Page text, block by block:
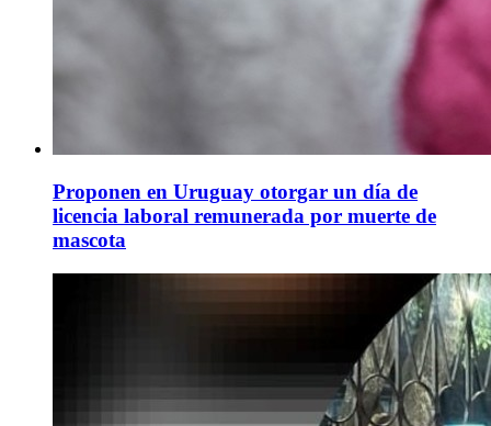
Proponen en Uruguay otorgar un día de
licencia laboral remunerada por muerte de
mascota